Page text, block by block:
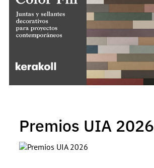
Premios UIA 2026